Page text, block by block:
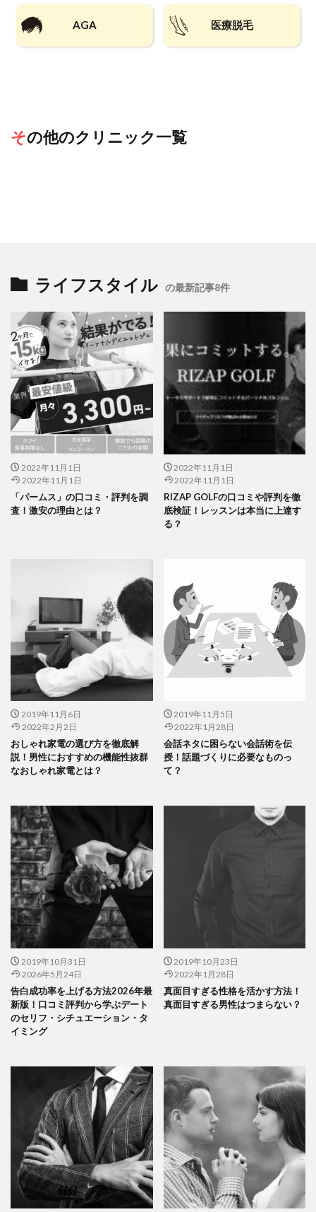
AGA 医療脱毛
その他のクリニック一覧
ライフスタイル の最新記事8件
2022年11月1日
2022年11月1日
「パームス」の口コミ・評判を調
査！激安の理由とは？
2022年11月1日
2022年11月1日
RIZAP GOLFの口コミや評判を徹
底検証！レッスンは本当に上達す
る？
2019年11月6日
2022年2月2日
おしゃれ家電の選び方を徹底解
説！男性におすすめの機能性抜群
なおしゃれ家電とは？
2019年11月5日
2022年1月28日
会話ネタに困らない会話術を伝
授！話題づくりに必要なものっ
て？
2019年10月31日
2026年5月24日
告白成功率を上げる方法2026年最
新版！口コミ評判から学ぶデート
のセリフ・シチュエーション・タ
イミング
2019年10月23日
2022年1月28日
真面目すぎる性格を活かす方法！
真面目すぎる男性はつまらない？